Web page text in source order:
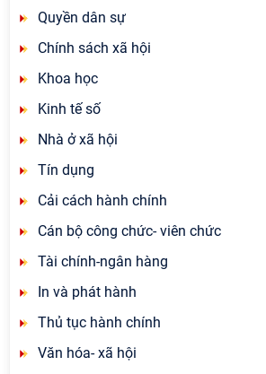
Quyền dân sự
Chính sách xã hội
Khoa học
Kinh tế số
Nhà ở xã hội
Tín dụng
Cải cách hành chính
Cán bộ công chức- viên chức
Tài chính-ngân hàng
In và phát hành
Thủ tục hành chính
Văn hóa- xã hội